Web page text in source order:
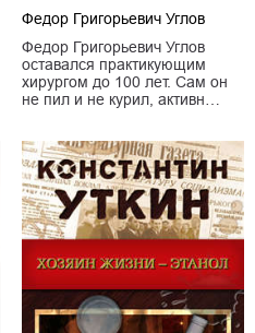
Федор Григорьевич Углов
Федор Григорьевич Углов
оставался практикующим
хирургом до 100 лет. Сам он
не пил и не курил, активн…